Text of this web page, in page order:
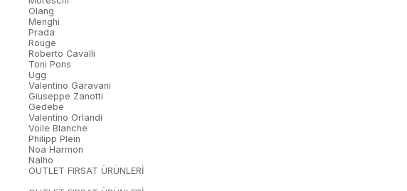
Olang
Menghi
Prada
Rouge
Roberto Cavalli
Toni Pons
Ugg
Valentino Garavani
Giuseppe Zanotti
Gedebe
Valentino Orlandi
Voile Blanche
Philipp Plein
Noa Harmon
Nalho
OUTLET FIRSAT ÜRÜNLERİ